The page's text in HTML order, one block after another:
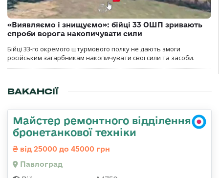
«Виявляємо і знищуємо»: бійці 33 ОШП зривають
спроби ворога накопичувати сили
Бійці 33-го окремого штурмового полку не дають змоги
російським загарбникам накопичувати свої сили та засоби.
ВАКАНСІЇ
Майстер ремонтного відділення
бронетанкової техніки
від 25000 до 45000 грн
Павлоград